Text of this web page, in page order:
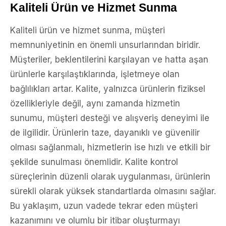
Kaliteli Ürün ve Hizmet Sunma
Kaliteli ürün ve hizmet sunma, müşteri
memnuniyetinin en önemli unsurlarından biridir.
Müşteriler, beklentilerini karşılayan ve hatta aşan
ürünlerle karşılaştıklarında, işletmeye olan
bağlılıkları artar. Kalite, yalnızca ürünlerin fiziksel
özellikleriyle değil, aynı zamanda hizmetin
sunumu, müşteri desteği ve alışveriş deneyimi ile
de ilgilidir. Ürünlerin taze, dayanıklı ve güvenilir
olması sağlanmalı, hizmetlerin ise hızlı ve etkili bir
şekilde sunulması önemlidir. Kalite kontrol
süreçlerinin düzenli olarak uygulanması, ürünlerin
sürekli olarak yüksek standartlarda olmasını sağlar.
Bu yaklaşım, uzun vadede tekrar eden müşteri
kazanımını ve olumlu bir itibar oluşturmayı